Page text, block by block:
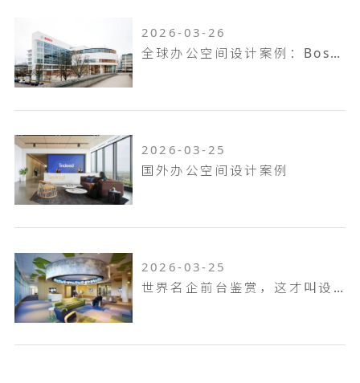
2026-03-26
全球办公空间设计案例：Bosch Offices – Munich
2026-03-25
国外办公空间设计案例
2026-03-25
世界名企前台鉴赏，这才叫设计！